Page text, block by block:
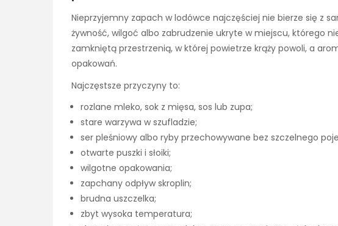
Nieprzyjemny zapach w lodówce najczęściej nie bierze się z
żywność, wilgoć albo zabrudzenie ukryte w miejscu, którego
zamkniętą przestrzenią, w której powietrze krąży powoli, a
opakowań.
Najczęstsze przyczyny to:
rozlane mleko, sok z mięsa, sos lub zupa;
stare warzywa w szufladzie;
ser pleśniowy albo ryby przechowywane bez szczelnego
otwarte puszki i słoiki;
wilgotne opakowania;
zapchany odpływ skroplin;
brudna uszczelka;
zbyt wysoka temperatura;